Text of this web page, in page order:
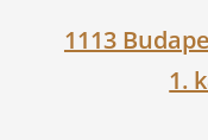
1113
1.